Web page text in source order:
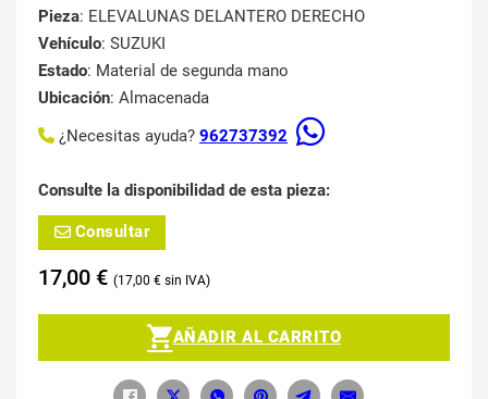
Pieza: ELEVALUNAS DELANTERO DERECHO
Vehículo: SUZUKI
Estado: Material de segunda mano
Ubicación: Almacenada
¿Necesitas ayuda? 962737392
Consulte la disponibilidad de esta pieza:
Consultar
17,00 € 17,00 €
AÑADIR AL CARRITO